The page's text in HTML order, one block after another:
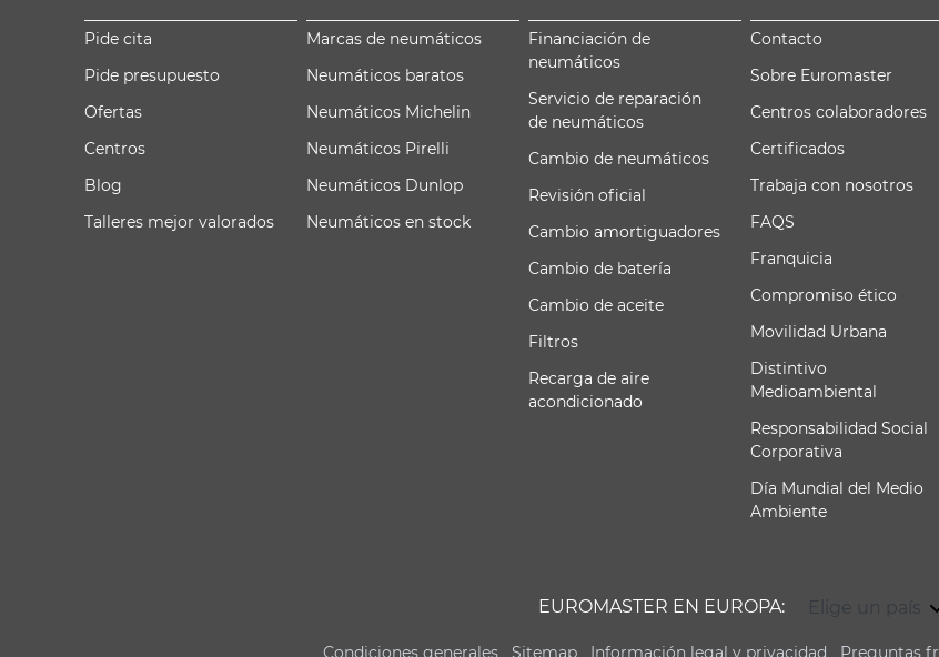
Pide cita
Pide presupuesto
Ofertas
Centros
Blog
Talleres mejor valorados
Marcas de neumáticos
Neumáticos baratos
Neumáticos Michelin
Neumáticos Pirelli
Neumáticos Dunlop
Neumáticos en stock
Financiación de
neumáticos
Servicio de reparación
de neumáticos
Cambio de neumáticos
Revisión oficial
Cambio amortiguadores
Cambio de batería
Cambio de aceite
Filtros
Recarga de aire
acondicionado
Contacto
Sobre Euromaster
Centros colaboradores
Certificados
Trabaja con nosotros
FAQS
Franquicia
Compromiso ético
Movilidad Urbana
Distintivo
Medioambiental
Responsabilidad Social
Corporativa
Día Mundial del Medio
Ambiente
EUROMASTER EN EUROPA: Elige un país
Condiciones generales Sitemap Información legal y privacidad Preguntas